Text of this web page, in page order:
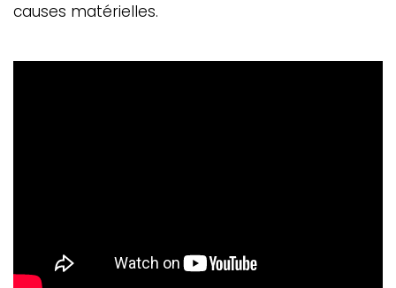
causes matérielles.